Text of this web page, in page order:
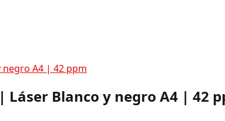
negro A4 | 42 ppm
Láser Blanco y negro A4 | 42